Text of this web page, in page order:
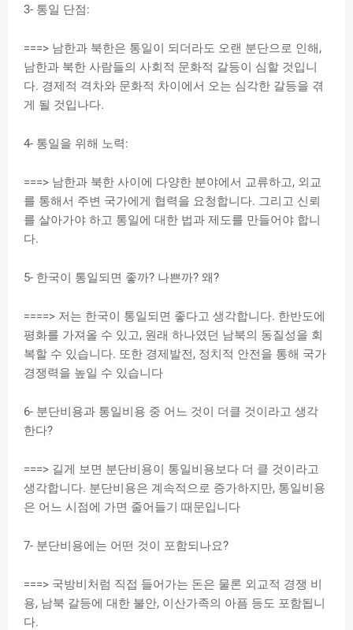
3- 통일 단점:
===> 남한과 북한은 통일이 되더라도 오랜 분단으로 인해,
남한과 북한 사람들의 사회적 문화적 갈등이 심할 것입니
다. 경제적 격차와 문화적 차이에서 오는 심각한 갈등을 겪
게 될 것입나다.
4- 통일을 위해 노력:
===> 남한과 북한 사이에 다양한 분야에서 교류하고, 외교
를 통해서 주변 국가에게 협력을 요청합니다. 그리고 신뢰
를 살아가야 하고 통일에 대한 법과 제도를 만들어야 합니
다.
5- 한국이 통일되면 좋까? 나쁜까? 왜?
====> 저는 한국이 통일되면 좋다고 생각합니다. 한반도에
평화를 가져올 수 있고, 원래 하나였던 남북의 동질성을 회
복할 수 있습니다. 또한 경제발전, 정치적 안전을 통해 국가
경쟁력을 높일 수 있습니다
6- 분단비용과 통일비용 중 어느 것이 더클 것이라고 생각
한다?
===> 길게 보면 분단비용이 통일비용보다 더 클 것이라고
생각합니다. 분단비용은 계속적으로 증가하지만, 통일비용
은 어느 시점에 가면 줄어들기 때문입니다
7- 분단비용에는 어떤 것이 포함되나요?
===> 국방비처럼 직접 들어가는 돈은 물론 외교적 경쟁 비
용, 남북 갈등에 대한 불안, 이산가족의 아픔 등도 포함됩니
다.